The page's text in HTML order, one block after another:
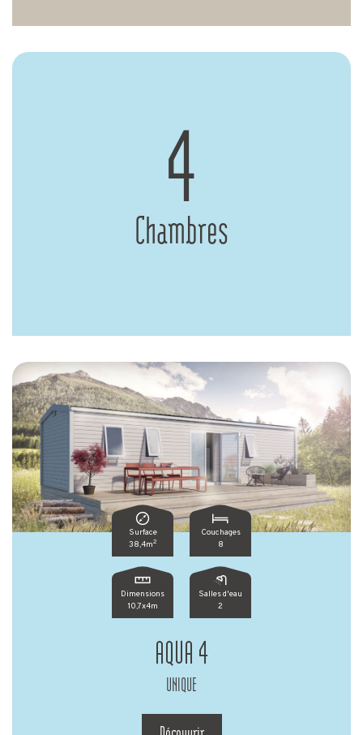
4
Chambres
Surface
38,4m2
Couchages
8
Dimensions
10,7x4m
Salles d'eau
2
AQUA 4
UNIQUE